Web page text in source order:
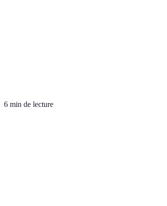
6 min de lecture